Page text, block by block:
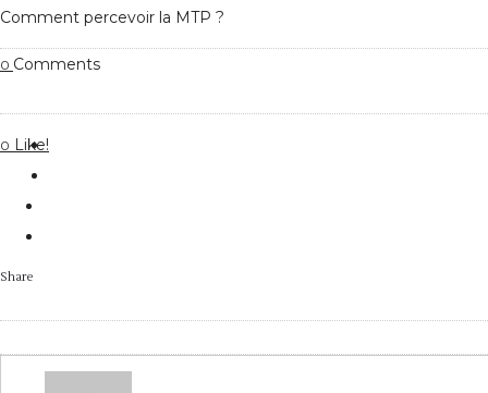
Comment percevoir la MTP ?
0 Comments
0 Like!
Share